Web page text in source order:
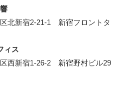
区北新宿2-21-1 新宿フロントタ
ィス
区西新宿1-26-2 新宿野村ビル29